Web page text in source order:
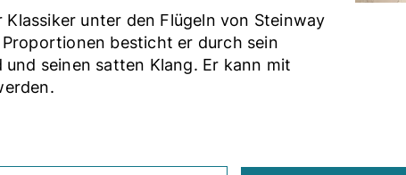
Klassiker unter den Flügeln von Steinway
besticht er durch sein
seinen satten Klang. Er kann mit